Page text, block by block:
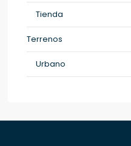
Tienda
Terrenos
Urbano